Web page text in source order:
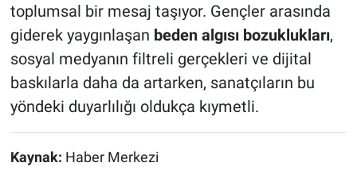
toplumsal bir mesaj taşıyor. Gençler arasında
giderek yaygınlaşan beden algısı bozuklukları,
sosyal medyanın filtreli gerçekleri ve dijital
baskılarla daha da artarken, sanatçıların bu
yöndeki duyarlılığı oldukça kıymetli.
Kaynak: Haber Merkezi